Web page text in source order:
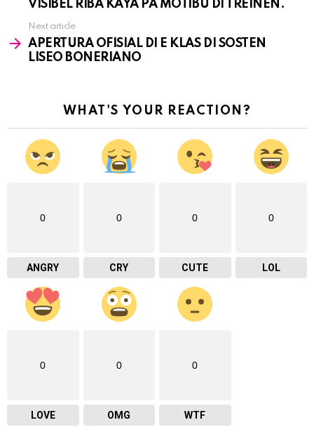
VISIBEL RIBA KAYA PA MOTIBU DI TREINEN.
Next article
APERTURA OFISIAL DI E KLAS DI SOSTEN
LISEO BONERIANO
WHAT'S YOUR REACTION?
0
ANGRY
0
CRY
0
CUTE
0
LOL
0
LOVE
0
OMG
0
WTF